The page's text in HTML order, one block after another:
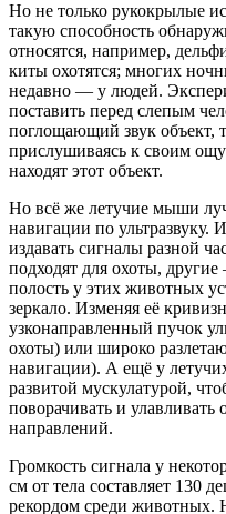
Но не только рукокрылые
такую способность
относятся, например,
киты охотятся; многих
недавно — у людей.
поставить перед слепым
поглощающий звук объект,
прислушиваясь к своим
находят этот объект.
Но всё же летучие мыши
навигации по ультразвуку.
издавать сигналы разной
подходят для охоты,
полость у этих животных
зеркало. Изменяя её
узконаправленный пучок
охоты) или широко
навигации). А ещё у
развитой мускулатурой,
поворачивать и
направлений.
Громкость сигнала у
см от тела составляет 130
рекордом среди животных.